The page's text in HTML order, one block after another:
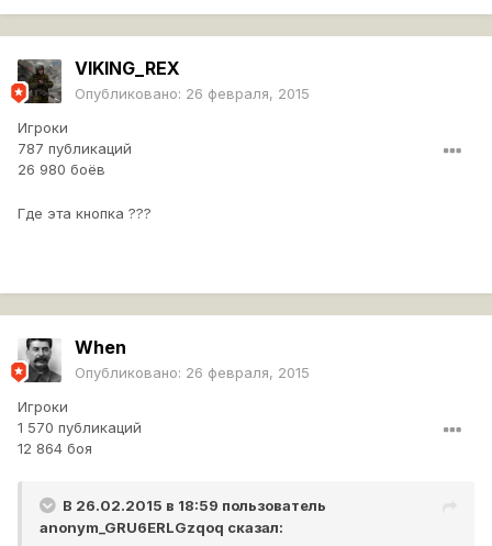
VIKING_REX
Опубликовано: 26 февраля, 2015
Игроки
787 публикаций
26 980 боёв
Где эта кнопка ???
When
Опубликовано: 26 февраля, 2015
Игроки
1 570 публикаций
12 864 боя
В 26.02.2015 в 18:59 пользователь
anonym_GRU6ERLGzqoq сказал: